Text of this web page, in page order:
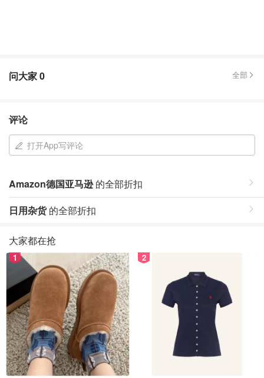
问大家0 全部
评论
打开App写评论
Amazon德国亚马逊的全部折扣
日用杂货的全部折扣
大家都在抢
1 2